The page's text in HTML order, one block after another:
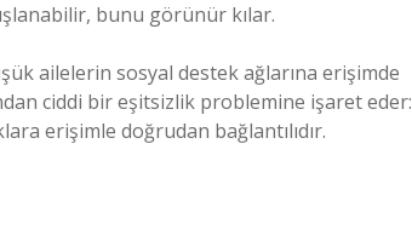
bunu görünür kılar.
ailelerin sosyal destek ağlarına erişimde
ciddi bir eşitsizlik problemine işaret eder:
erişimle doğrudan bağlantılıdır.